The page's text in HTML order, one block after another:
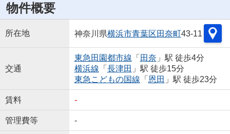
物件概要
所在地 神奈川県横浜市青葉区田奈町43-11
交通
東急田園都市線 「 田奈 」駅 徒歩4分
横浜線 「 長津田 」駅 徒歩15分
東急こどもの国線 「 恩田 」駅 徒歩23分
賃料 -
管理費等 -